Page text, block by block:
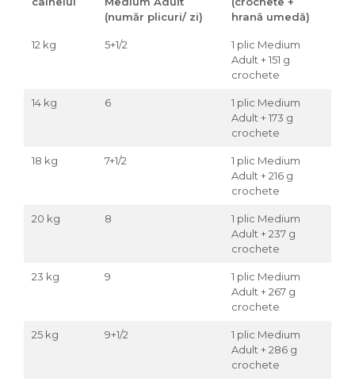
(număr plicuri/ zi)
hrană umedă)
12 kg 5+1/2
1 plic Medium
Adult + 151 g
crochete
14 kg 6
1 plic Medium
Adult + 173 g
crochete
18 kg 7+1/2
1 plic Medium
Adult + 216 g
crochete
20 kg 8
1 plic Medium
Adult + 237 g
crochete
23 kg 9
1 plic Medium
Adult + 267 g
crochete
25 kg 9+1/2
1 plic Medium
Adult + 286 g
crochete